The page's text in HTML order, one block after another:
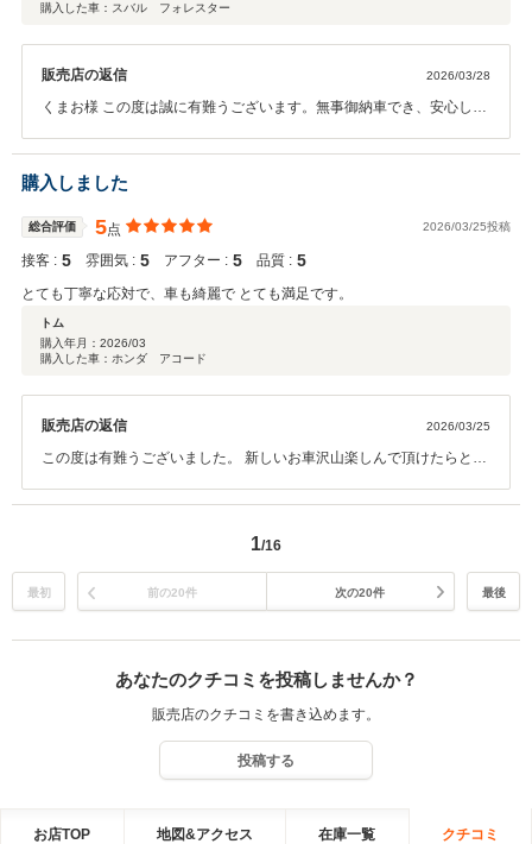
購入した車：スバル フォレスター
販売店の返信 2026/03/28
くまお様 この度は誠に有難うございます。無事御納車でき、安心して
ト致しますので、今後ともよろしくお願いいたします。
購入しました
総合評価 5点 2026/03/25投稿
接客 : 5 雰囲気 : 5 アフター : 5 品質 : 5
とても丁寧な応対で、車も綺麗で とても満足です。
トム
購入年月： 2026/03
購入した車：ホンダ アコード
販売店の返信 2026/03/25
この度は有難うございました。 新しいお車沢山楽しんで頂けたらと思
くお願い致します。
1/16
最初 前の20件 次の20件 最後
あなたのクチコミを投稿しませんか？
販売店のクチコミを書き込めます。
投稿する
お店TOP 地図&アクセス 在庫一覧 クチコミ